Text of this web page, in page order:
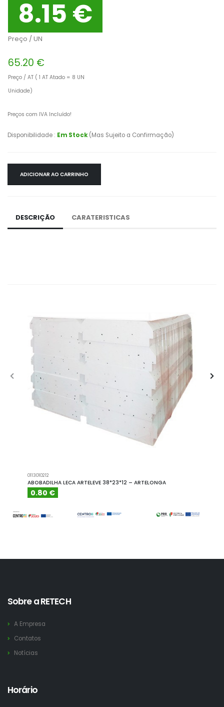
8.15 €
Preço / UN
65.20 €
Preço / AT ( 1 AT Atado = 8 UN
Unidade)
Preços com IVA Incluído!
Disponibilidade : Em Stock(Mas Sujeito a Confirmação)
ADICIONAR AO CARRINHO
DESCRIÇÃO CARATERISTICAS
0113010212
ABOBADILHA LECA ARTELEVE 38*23*12 – ARTELONGA
0.80 €
Sobre a RETECH
A Empresa
Contatos
Notícias
Horário